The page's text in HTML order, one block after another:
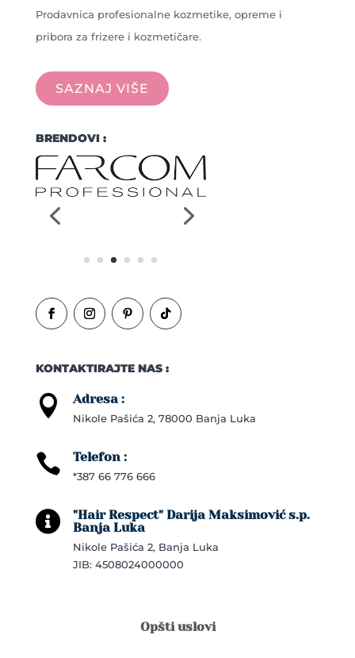
Prodavnica profesionalne kozmetike, opreme i
pribora za frizere i kozmetičare.
SAZNAJ VIŠE
BRENDOVI :
KONTAKTIRAJTE NAS :
 Adresa :
Nikole Pašića 2, 78000 Banja Luka
 Telefon :
*387 66 776 666

"Hair Respect" Darija Maksimović s.p.
Banja Luka
Nikole Pašića 2, Banja Luka
JIB: 4508024000000
Opšti uslovi